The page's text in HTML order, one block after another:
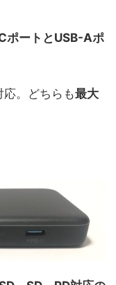
ポート と USB-Aポ
。どちらも最大